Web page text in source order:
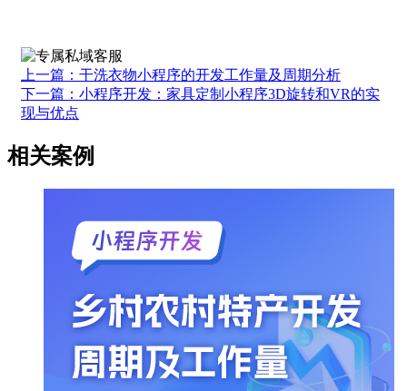
上一篇：干洗衣物小程序的开发工作量及周期分析
下一篇：小程序开发：家具定制小程序3D旋转和VR的实
现与优点
相关案例